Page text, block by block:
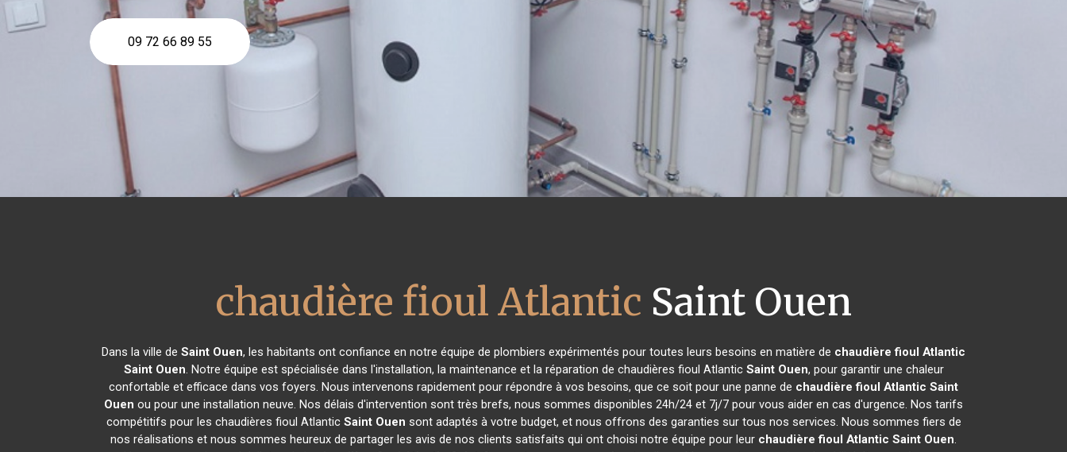
09 72 66 89 55
chaudière fioul Atlantic Saint Ouen
Dans la ville de Saint Ouen, les habitants ont confiance en notre équipe de plombiers expérimentés pour toutes leurs besoins en matière de chaudière fioul Atlantic
Saint Ouen. Notre équipe est spécialisée dans l'installation, la maintenance et la réparation de chaudières fioul Atlantic Saint Ouen, pour garantir une chaleur
confortable et efficace dans vos foyers. Nous intervenons rapidement pour répondre à vos besoins, que ce soit pour une panne de chaudière fioul Atlantic Saint
Ouen ou pour une installation neuve. Nos délais d'intervention sont très brefs, nous sommes disponibles 24h/24 et 7j/7 pour vous aider en cas d'urgence. Nos tarifs
compétitifs pour les chaudières fioul Atlantic Saint Ouen sont adaptés à votre budget, et nous offrons des garanties sur tous nos services. Nous sommes fiers de
nos réalisations et nous sommes heureux de partager les avis de nos clients satisfaits qui ont choisi notre équipe pour leur chaudière fioul Atlantic Saint Ouen.